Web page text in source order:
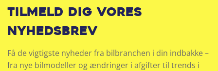
Tilmeld dig vores
nyhedsbrev
Få de vigtigste nyheder fra bilbranchen i din indbakke –
fra nye bilmodeller og ændringer i afgifter til trends i